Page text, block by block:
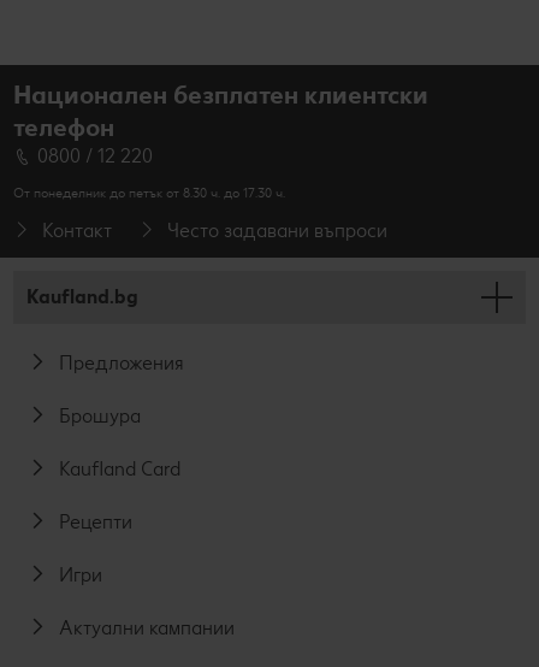
Национален безплатен клиентски
телефон
0800 / 12 220
От понеделник до петък от 8.30 ч. до 17.30 ч.
Контакт Често задавани въпроси
Kaufland.bg
Предложения
Брошура
Kaufland Card
Рецепти
Игри
Актуални кампании